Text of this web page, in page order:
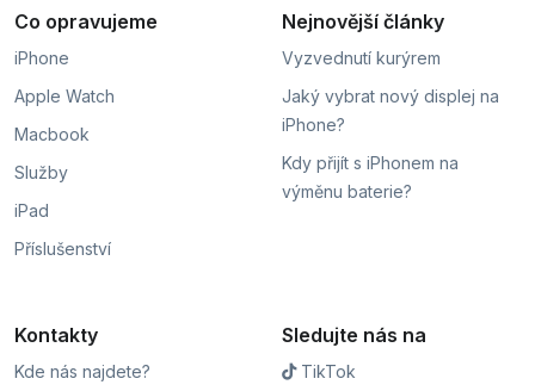
Co opravujeme
iPhone
Apple Watch
Macbook
Služby
iPad
Příslušenství
Nejnovější články
Vyzvednutí kurýrem
Jaký vybrat nový displej na
iPhone?
Kdy přijít s iPhonem na
výměnu baterie?
Kontakty
Kde nás najdete?
Sledujte nás na
TikTok